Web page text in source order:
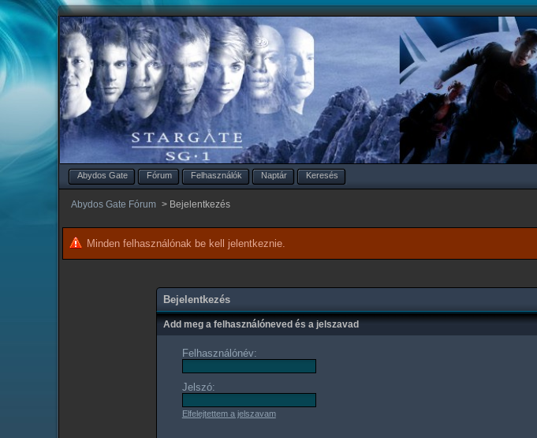
Abydos Gate Fórum Felhasználók Naptár Keresés
Abydos Gate Fórum > Bejelentkezés
Minden felhasználónak be kell jelentkeznie.
Bejelentkezés
Add meg a felhasználóneved és a jelszavad
Felhasználónév:
Jelszó:
Elfelejtettem a jelszavam